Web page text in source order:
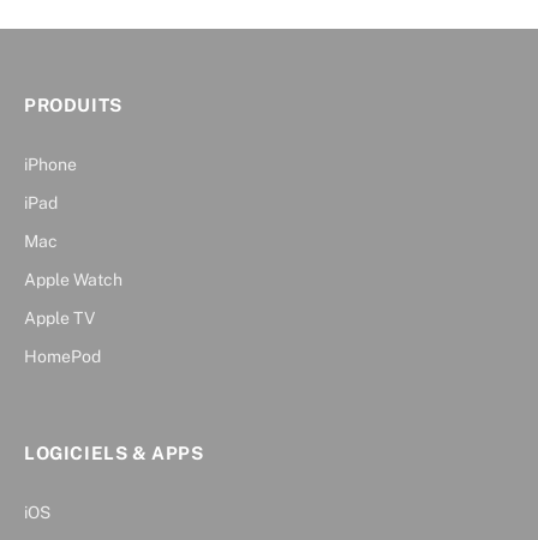
PRODUITS
iPhone
iPad
Mac
Apple Watch
Apple TV
HomePod
LOGICIELS & APPS
iOS